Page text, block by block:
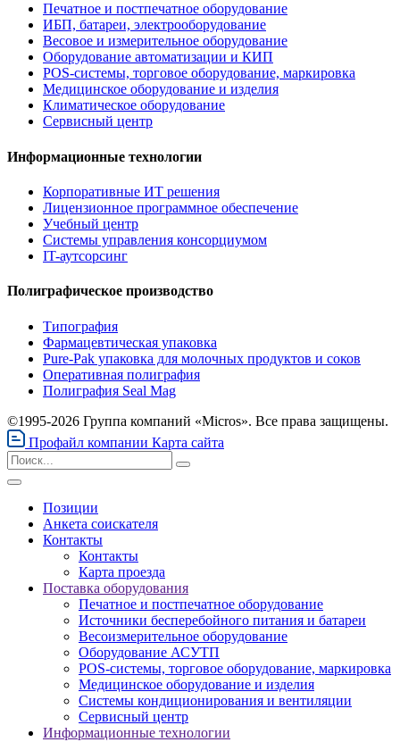
Печатное и постпечатное оборудование
ИБП, батареи, электрооборудование
Весовое и измерительное оборудование
Оборудование автоматизации и КИП
POS-системы, торговое оборудование, маркировка
Медицинское оборудование и изделия
Климатическое оборудование
Сервисный центр
Информационные технологии
Корпоративные ИТ решения
Лицензионное программное обеспечение
Учебный центр
Системы управления консорциумом
IT-аутсорсинг
Полиграфическое производство
Типография
Фармацевтическая упаковка
Pure-Pak упаковка для молочных продуктов и соков
Оперативная полиграфия
Полиграфия Seal Mag
©1995-2026 Группа компаний «Micros». Все права защищены.
Профайл компании Карта сайта
Позиции
Анкета соискателя
Контакты
Контакты
Карта проезда
Поставка оборудования
Печатное и постпечатное оборудование
Источники бесперебойного питания и батареи
Весоизмерительное оборудование
Оборудование АСУТП
POS-системы, торговое оборудование, маркировка
Медицинское оборудование и изделия
Системы кондиционирования и вентиляции
Сервисный центр
Информационные технологии